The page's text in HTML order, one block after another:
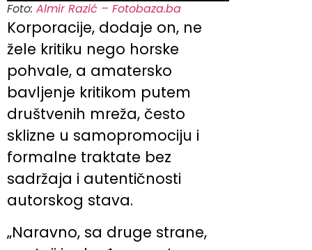
Foto: Almir Razić – Fotobaza.ba
Korporacije, dodaje on, ne
žele kritiku nego horske
pohvale, a amatersko
bavljenje kritikom putem
društvenih mreža, često
sklizne u samopromociju i
formalne traktate bez
sadržaja i autentičnosti
autorskog stava.
„Naravno, sa druge strane,